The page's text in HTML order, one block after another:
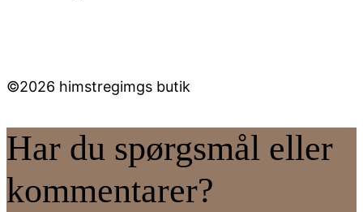
©2026 himstregimgs butik
Har du spørgsmål eller
kommentarer?